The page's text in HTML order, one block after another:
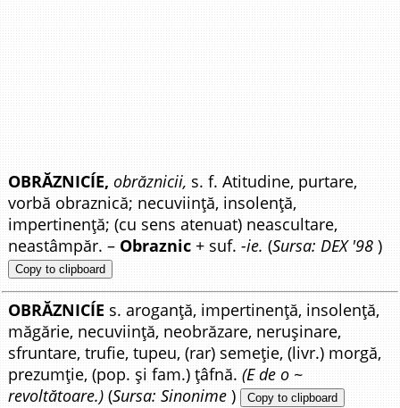
OBRĂZNICÍE, obrăznicii, s. f. Atitudine, purtare,
vorbă obraznică; necuviință, insolență,
impertinență; (cu sens atenuat) neascultare,
neastâmpăr. – Obraznic + suf.-ie. (Sursa: DEX '98 )
Copy to clipboard
OBRĂZNICÍE s. aroganță, impertinență, insolență,
măgărie, necuviință, neobrăzare, nerușinare,
sfruntare, trufie, tupeu, (rar) semeție, (livr.) morgă,
prezumție, (pop. și fam.) țâfnă.(E de o ~
revoltătoare.) (Sursa: Sinonime ) Copy to clipboard